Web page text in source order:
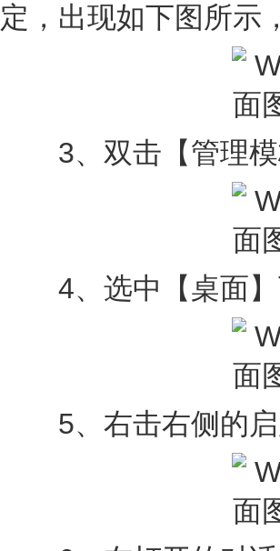
定，出现如下图所示
3、双击【管理模
4、选中【桌面】
5、右击右侧的启